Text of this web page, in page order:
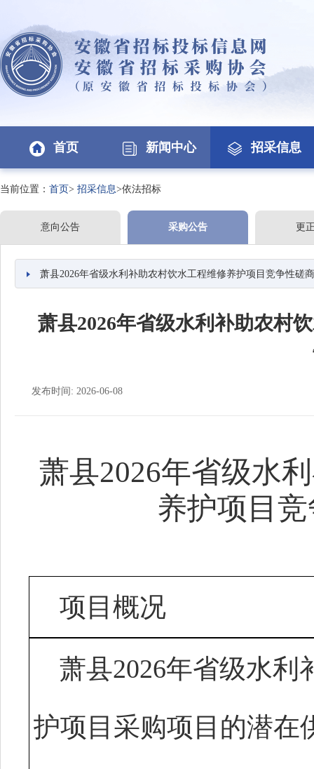
首页 新闻中心 招采信息
当前位置： 首页> 招采信息>依法招标
意向公告 采购公告 更
萧县2026年省级水利补助农村饮水工程维修养护项目竞争性磋
萧县2026年省级水利补助农村
发布时间: 2026-06-08
萧县2026年省级水
养护项目
项目概况
萧县2026年省级水利
护项目 采购项目的潜在